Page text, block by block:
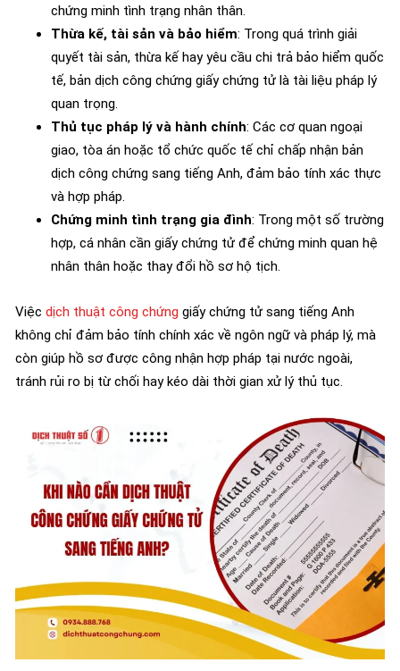
chứng minh tình trạng nhân thân.
Thừa kế, tài sản và bảo hiểm: Trong quá trình giải
quyết tài sản, thừa kế hay yêu cầu chi trả bảo hiểm quốc
tế, bản dịch công chứng giấy chứng tử là tài liệu pháp lý
quan trọng.
Thủ tục pháp lý và hành chính: Các cơ quan ngoại
giao, tòa án hoặc tổ chức quốc tế chỉ chấp nhận bản
dịch công chứng sang tiếng Anh, đảm bảo tính xác thực
và hợp pháp.
Chứng minh tình trạng gia đình: Trong một số trường
hợp, cá nhân cần giấy chứng tử để chứng minh quan hệ
nhân thân hoặc thay đổi hồ sơ hộ tịch.
Việc dịch thuật công chứng giấy chứng tử sang tiếng Anh
không chỉ đảm bảo tính chính xác về ngôn ngữ và pháp lý, mà
còn giúp hồ sơ được công nhận hợp pháp tại nước ngoài,
tránh rủi ro bị từ chối hay kéo dài thời gian xử lý thủ tục.